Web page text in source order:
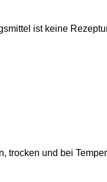
ist keine
und bei